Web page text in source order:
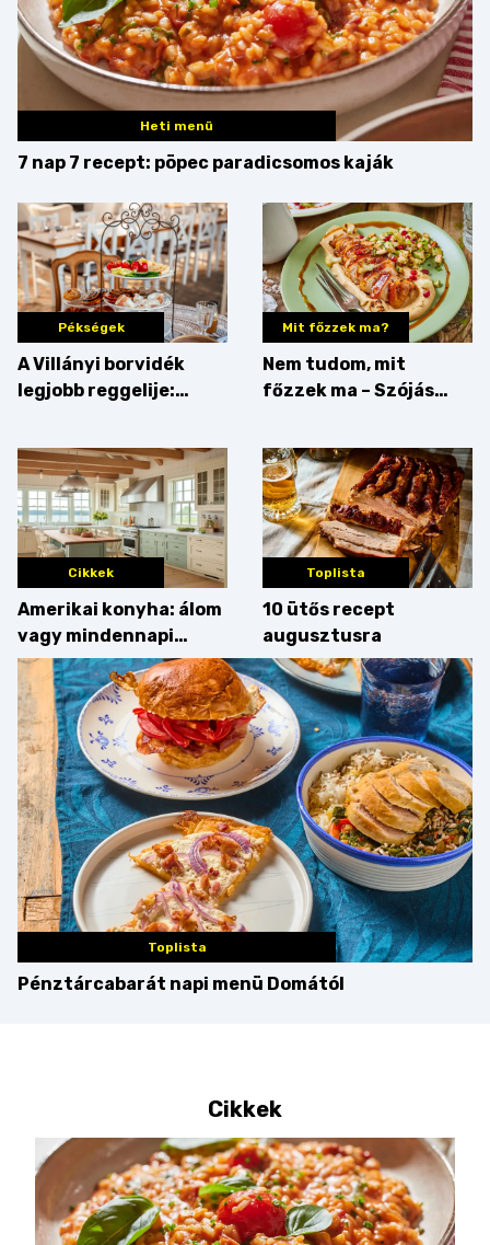
Heti menü
7 nap 7 recept: pöpec paradicsomos kaják
Pékségek
A Villányi borvidék
legjobb reggelije:
gourmet pékáruk
Palkonyán
Mit főzzek ma?
Nem tudom, mit
főzzek ma – Szójás
Cikkek
Amerikai konyha: álom
vagy mindennapi
bosszúság? Mutatjuk
az érveket
Toplista
10 ütős recept
augusztusra
Toplista
Pénztárcabarát napi menü Domától
Cikkek